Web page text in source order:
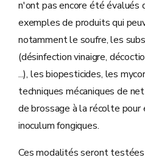
n'ont pas encore été évalués
exemples de produits qui
notamment le soufre, les
(désinfection vinaigre,
...), les biopesticides, les
techniques mécaniques de
de brossage à la récolte pour
inoculum fongiques.
Ces modalités seront